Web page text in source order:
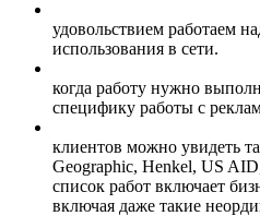
удовольствием работаем
использования в сети.
когда работу нужно
специфику работы с
клиентов можно увидеть
Geographic, Henkel, US
список работ включает
включая даже такие